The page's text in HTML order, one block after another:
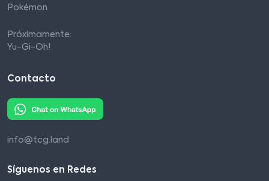
Pokémon
Próximamente:
Yu-Gi-Oh!
Contacto
info@tcg.land
Síguenos en Redes